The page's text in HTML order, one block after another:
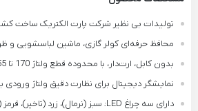
تولیدات بی نظیر شرکت پارت الکتریک ساخت
محافظ حرفه‌ای کولر گازی، ماشین لباسشویی و
بدون کابل، ارت‌دار، با محدوده قطع ولتاژ 170 تا 255 ولت
نمایشگر دیجیتال برای نظارت دقیق ولتاژ ورودی
دارای سه چراغ LED: سبز (نرمال)، زرد (تاخیر)، قرمز (خطا)